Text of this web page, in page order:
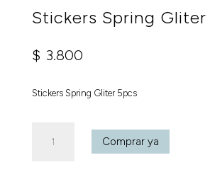
Stickers Spring Gliter
$ 3.800
Stickers Spring Gliter 5pcs
Spring
Comprar ya